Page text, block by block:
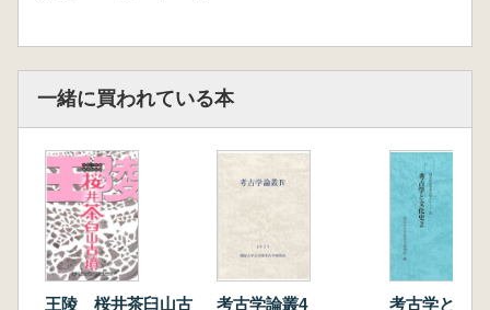
一緒に買われている本
王陵 桜井茶臼山古
考古学論叢4 考古学と文